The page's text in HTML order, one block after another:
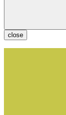
close